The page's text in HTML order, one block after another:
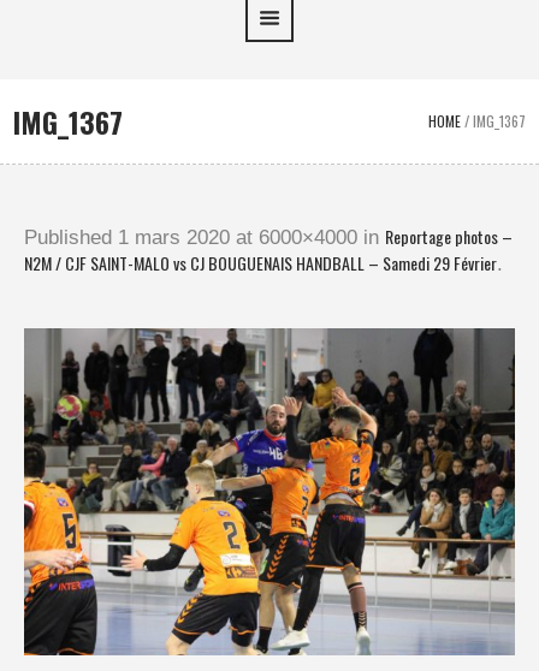
IMG_1367 HOME/IMG_1367
Published 1 mars 2020 at 6000×4000 in Reportage photos –
N2M / CJF SAINT-MALO vs CJ BOUGUENAIS HANDBALL – Samedi 29 Février.